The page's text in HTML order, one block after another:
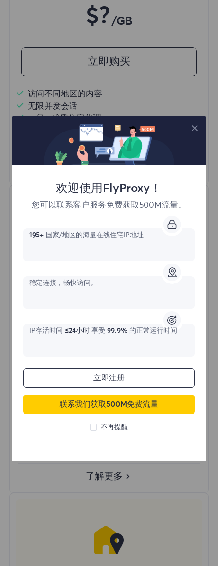
$? /GB
立即购买
访问不同地区的内容
无限并发会话
一亿+ 优质住宅代理
HTTP(S)/SOCKS5
了解更多
$?/天
立即购买
不限流量使用
无限使用IP
了解更多
欢迎使用FlyProxy！
您可以联系客户服务免费获取500M流量。
195+国家/地区的海量在线住宅IP地址
稳定连接，畅快访问。
IP存活时间 ≤24小时享受 99.9%的正常运行时间
立即注册
联系我们获取500M免费流量
不再提醒